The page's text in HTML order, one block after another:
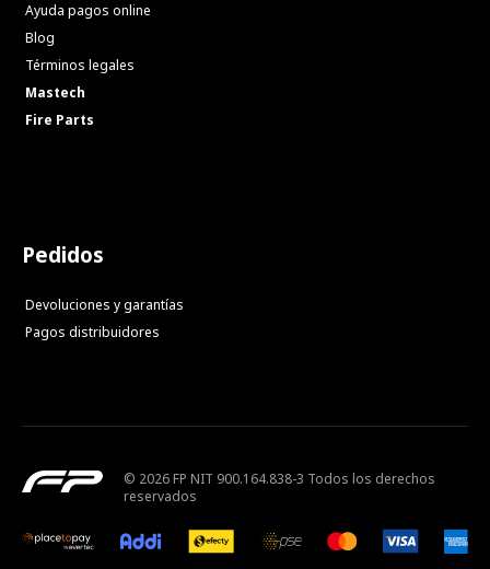
Ayuda pagos online
Blog
Términos legales
Mastech
Fire Parts
Pedidos
Devoluciones y garantías
Pagos distribuidores
© 2026 FP NIT 900.164.838-3 Todos los derechos
reservados